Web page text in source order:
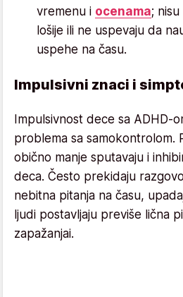
vremenu i ocenama;
lošije ili ne uspevaju da
uspehe na času.
Impulsivni znaci i
Impulsivnost dece sa ADHD-
problema sa samokontrolom.
obično manje sputavaju i
deca. Često prekidaju
nebitna pitanja na času,
ljudi postavljaju previše lična
zapažanjai.